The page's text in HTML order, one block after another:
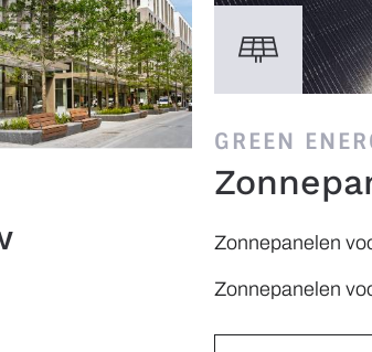
GREEN
Zonnepanelen
Zonnepanelen